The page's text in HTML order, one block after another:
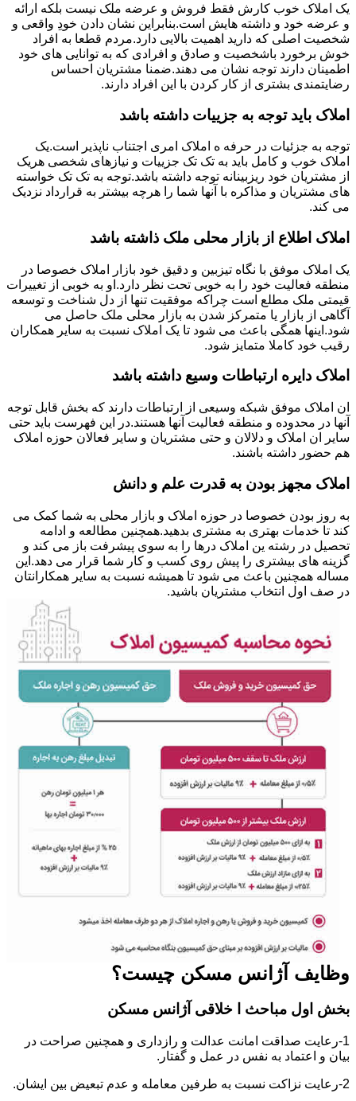
یک املاک خوب کارش فقط فروش و عرضه ملک نیست بلکه ارائه
و عرضه خود و داشته هایش است.بنابراین نشان دادن خودِ واقعی و
شخصیت اصلی که دارید اهمیت بالایی دارد.مردم قطعا به افراد
خوش برخورد باشخصیت و صادق و افرادی که به توانایی های خود
اطمینان دارند توجه نشان می دهند.ضمنا مشتریان احساس
رضایتمندی بشتری از کار کردن با این افراد دارند.
املاک باید توجه به جزییات داشته باشد
توجه به جزئیات در حرفه ه املاک امری اجتناب ناپذیر است.یک
املاک خوب و کامل باید به تک تک جزییات و نیازهای شخصی هریک
از مشتریان خود ریزبینانه توجه داشته باشد.توجه به تک تک خواسته
های مشتریان و مذاکره با آنها شما را هرچه بیشتر به قرارداد نزدیک
می کند.
املاک اطلاع از بازار محلی ملک ذاشته باشد
یک املاک موفق با نگاه تیزبین و دقیق خود بازار املاک خصوصا در
منطقه فعالیت خود را به خوبی تحت نظر دارد.او به خوبی از تغییرات
قیمتی ملک مطلع است چراکه موفقیت تنها از دل شناخت و توسعه
آگاهی از بازار یا متمرکز شدن به بازار محلی ملک حاصل می
شود.اینها همگی باعث می شود تا یک املاک نسبت به سایر همکاران
رقیب خود کاملا متمایز شود.
املاک دایره ارتباطات وسیع داشته باشد
ان املاک موفق شبکه وسیعی از ارتباطات دارند که بخش قابل توجه
آنها در محدوده و منطقه فعالیت آنها هستند.در این فهرست باید حتی
سایر ان املاک و دلالان و حتی مشتریان و سایر فعالان حوزه املاک
هم حضور داشته باشند.
املاک مجهز بودن به قدرت علم و دانش
به روز بودن خصوصا در حوزه املاک و بازار محلی به شما کمک می
کند تا خدمات بهتری به مشتری بدهید.همچنین مطالعه و ادامه
تحصیل در رشته ین املاک درها را به سوی پیشرفت باز می کند و
گزینه های بیشتری را پیش روی کسب و کار شما قرار می دهد.این
مساله همچنین باعث می شود تا همیشه نسبت به سایر همکارانتان
در صف اول انتخاب مشتریان باشید.
وظایف آژانس مسکن چیست؟
بخش اول مباحث ا خلاقی آژانس مسکن
1-رعایت صداقت امانت عدالت و رازداری و همچنین صراحت در
بیان و اعتماد به نفس در عمل و گفتار.
2-رعایت نزاکت نسبت به طرفین معامله و عدم تبعیض بین ایشان.